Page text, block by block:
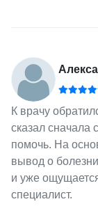
К врачу
сказал сначала
помочь. На
вывод о
и уже
специалист.